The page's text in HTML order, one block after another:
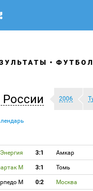
ФУТБОЛ
2006
3:1 Амкар
М 3:1 Томь
М 0:2 Москва